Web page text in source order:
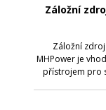
Záložní
Záložní
MHPower je
přístrojem pro